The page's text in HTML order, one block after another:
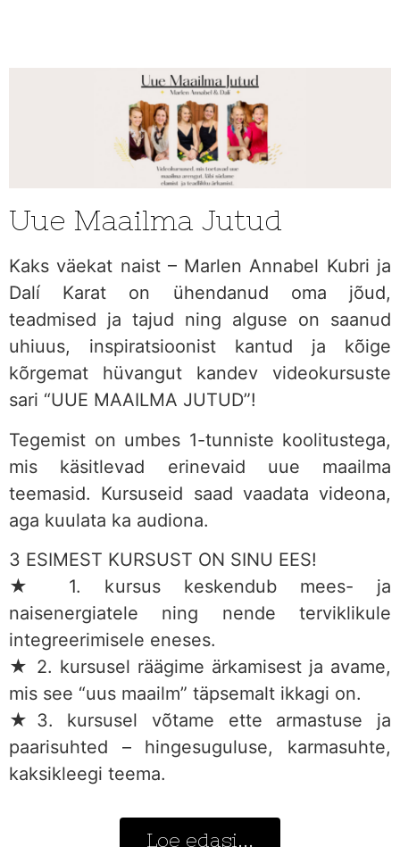
Uue Maailma Jutud
Kaks väekat naist – Marlen Annabel Kubri ja
Dalí Karat on ühendanud oma jõud,
teadmised ja tajud ning alguse on saanud
uhiuus, inspiratsioonist kantud ja kõige
kõrgemat hüvangut kandev videokursuste
sari “UUE MAAILMA JUTUD”!
Tegemist on umbes 1-tunniste koolitustega,
mis käsitlevad erinevaid uue maailma
teemasid. Kursuseid saad vaadata videona,
aga kuulata ka audiona.
3 ESIMEST KURSUST ON SINU EES!
★ 1. kursus keskendub mees- ja
naisenergiatele ning nende terviklikule
integreerimisele eneses.
★ 2. kursusel räägime ärkamisest ja avame,
mis see “uus maailm” täpsemalt ikkagi on.
★3. kursusel võtame ette armastuse ja
paarisuhted – hingesuguluse, karmasuhte,
kaksikleegi teema.
Loe edasi...